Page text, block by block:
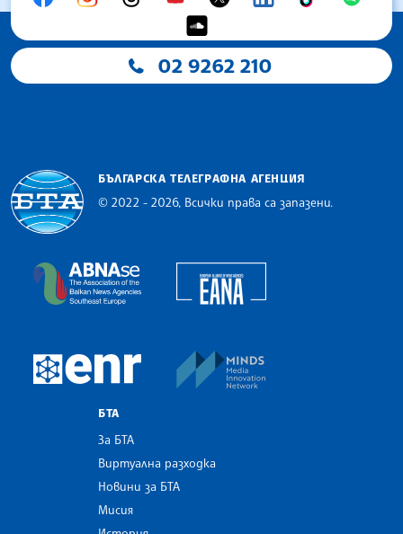
02 9262 210
БЪЛГАРСКА ТЕЛЕГРАФНА АГЕНЦИЯ
© 2022 - 2026, Всички права са запазени.
The Assocoation of the Balkan News Agencies
European Newsroom
БТА
За БТА
Виртуална разходка
Новини за БТА
Мисия